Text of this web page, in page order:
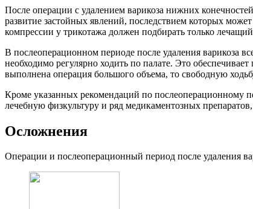
После операции с удалением варикоза нижних
развитие застойных явлений, последствием которых
компрессии у трикотажа должен подбирать только
В послеоперационном периоде после удаления варикоза
необходимо регулярно ходить по палате. Это
выполнена операция большого объема, то свободную
Кроме указанных рекомендаций по послеоперационному
лечебную физкультуру и ряд медикаментозных
Осложнения
Операции и послеоперационный период после удаления